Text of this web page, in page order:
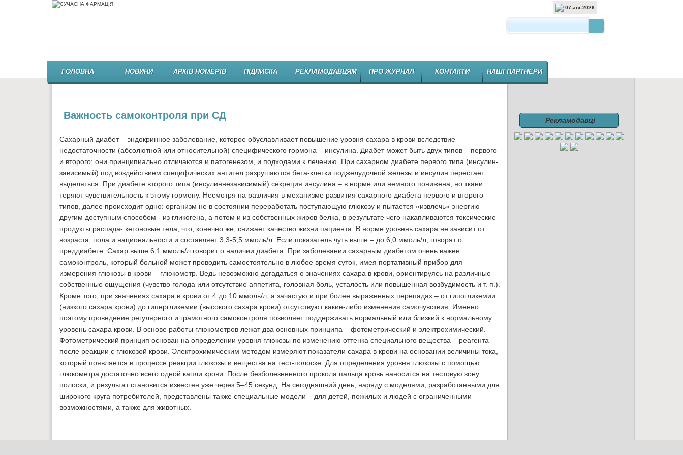
07-авг-2026
ГОЛОВНА НОВИНИ АРХІВ НОМЕРІВ ПІДПИСКА РЕКЛАМОДАВЦЯМ ПРО ЖУРНАЛ КОНТАКТИ НАШІ ПАРТНЕРИ
Важность самоконтроля при СД
Сахарный диабет – эндокринное заболевание, которое обуславливает повышение уровня сахара в крови вследствие
недостаточности (абсолютной или относительной) специфического гормона – инсулина. Диабет может быть двух типов – первого
и второго; они принципиально отличаются и патогенезом, и подходами к лечению. При сахарном диабете первого типа (инсулин-
зависимый) под воздействием специфических антител разрушаются бета-клетки поджелудочной железы и инсулин перестает
выделяться. При диабете второго типа (инсулиннезависимый) секреция инсулина – в норме или немного понижена, но ткани
теряют чувствительность к этому гормону. Несмотря на различия в механизме развития сахарного диабета первого и второго
типов, далее происходит одно: организм не в состоянии переработать поступающую глюкозу и пытается «извлечь» энергию
другим доступным способом - из гликогена, а потом и из собственных жиров белка, в результате чего накапливаются токсические
продукты распада- кетоновые тела, что, конечно же, снижает качество жизни пациента. В норме уровень сахара не зависит от
возраста, пола и национальности и составляет 3,3-5,5 ммоль/л. Если показатель чуть выше – до 6,0 ммоль/л, говорят о
преддиабете. Сахар выше 6,1 ммоль/л говорит о наличии диабета. При заболевании сахарным диабетом очень важен
самоконтроль, который больной может проводить самостоятельно в любое время суток, имея портативный прибор для
измерения глюкозы в крови – глюкометр. Ведь невозможно догадаться о значениях сахара в крови, ориентируясь на различные
собственные ощущения (чувство голода или отсутствие аппетита, головная боль, усталость или повышенная возбудимость и т. п.).
Кроме того, при значениях сахара в крови от 4 до 10 ммоль/л, а зачастую и при более выраженных перепадах – от гипогликемии
(низкого сахара крови) до гипергликемии (высокого сахара крови) отсутствуют какие-либо изменения самочувствия. Именно
поэтому проведение регулярного и грамотного самоконтроля позволяет поддерживать нормальный или близкий к нормальному
уровень сахара крови. В основе работы глюкометров лежат два основных принципа – фотометрический и электрохимический.
Фотометрический принцип основан на определении уровня глюкозы по изменению оттенка специального вещества – реагента
после реакции с глюкозой крови. Электрохимическим методом измеряют показатели сахара в крови на основании величины тока,
который появляется в процессе реакции глюкозы и вещества на тест-полоске. Для определения уровня глюкозы с помощью
глюкометра достаточно всего одной капли крови. После безболезненного прокола пальца кровь наносится на тестовую зону
полоски, и результат становится известен уже через 5–45 секунд. На сегодняшний день, наряду с моделями, разработанными для
широкого круга потребителей, представлены также специальные модели – для детей, пожилых и людей с ограниченными
возможностями, а также для животных.
Рекламодавці